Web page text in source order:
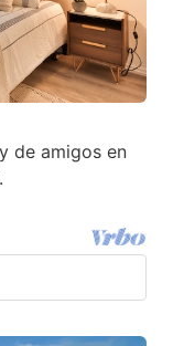
de amigos en